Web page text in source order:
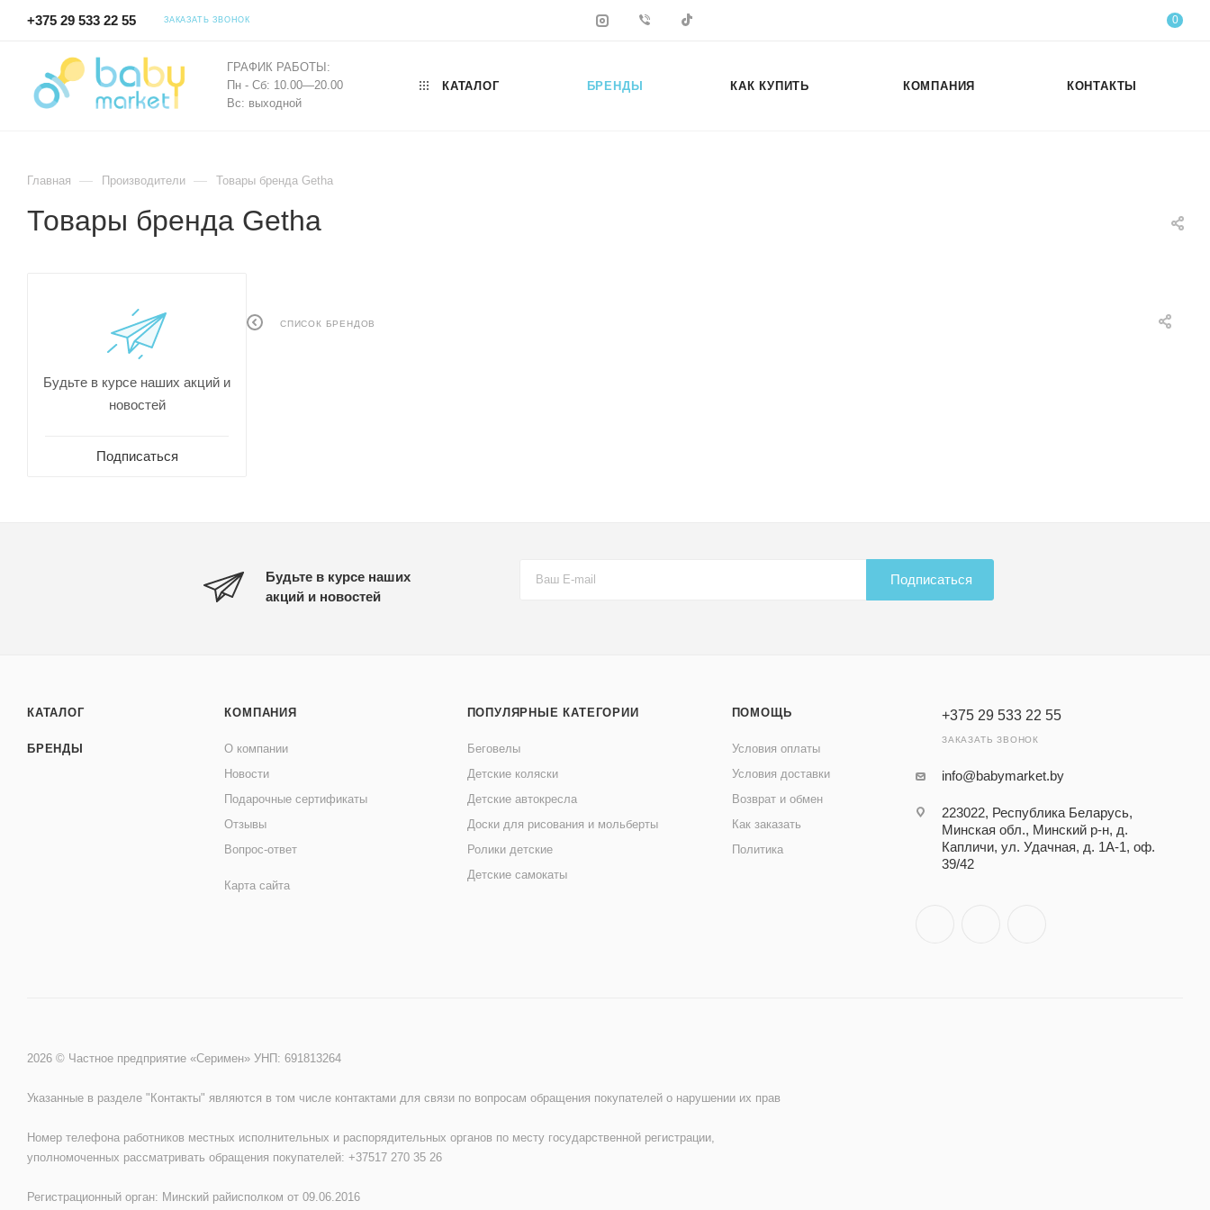
+375 29 533 22 55 ЗАКАЗАТЬ ЗВОНОК 0
ГРАФИК РАБОТЫ:
Пн - Сб: 10.00—20.00
Вс: выходной
КАТАЛОГ БРЕНДЫ КАК КУПИТЬ КОМПАНИЯ КОНТАКТЫ
Главная — Производители — Товары бренда Getha
Товары бренда Getha
СПИСОК БРЕНДОВ
Будьте в курсе наших акций и
новостей
Подписаться
Будьте в курсе наших
акций и новостей
Подписаться
КАТАЛОГ
БРЕНДЫ
КОМПАНИЯ
О компании
Новости
Подарочные сертификаты
Отзывы
Вопрос-ответ
Карта сайта
ПОПУЛЯРНЫЕ КАТЕГОРИИ
Беговелы
Детские коляски
Детские автокресла
Доски для рисования и мольберты
Ролики детские
Детские самокаты
ПОМОЩЬ
Условия оплаты
Условия доставки
Возврат и обмен
Как заказать
Политика
+375 29 533 22 55
ЗАКАЗАТЬ ЗВОНОК
info@babymarket.by
223022, Республика Беларусь,
Минская обл., Минский р-н, д.
Капличи, ул. Удачная, д. 1А-1, оф.
39/42
2026 © Частное предприятие «Серимен» УНП: 691813264
Указанные в разделе "Контакты" являются в том числе контактами для связи по вопросам обращения покупателей о нарушении их прав
Номер телефона работников местных исполнительных и распорядительных органов по месту государственной регистрации,
уполномоченных рассматривать обращения покупателей: +37517 270 35 26
Регистрационный орган: Минский райисполком от 09.06.2016